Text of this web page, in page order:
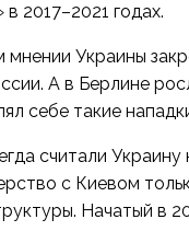
2017–2021 годах.
Украины
А в Берлине
себе такие
считали
с Киевом
Начатый в